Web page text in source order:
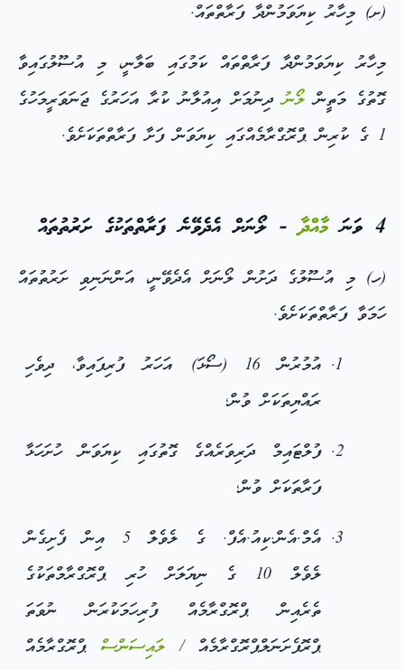
(ށ) މިހާރު ކިޔަވަމުންދާ ފަރާތްތައް.
މިހާރު ކިޔަވަމުންދާ ފަރާތްތައް ކަމުގައި ބަލާނީ، މި އުސޫލުގައިވާ
ގޮތުގެ މަތީންލޯނުދިނުމަށް އިއުލާނު ކުރާ އަހަރުގެ ޖަނަވަރީމަހުގެ
1 ގެ ކުރިން ޕްރޮގްރާމެއްގައި ކިޔަވަން ފަށާ ފަރާތްތަކަށެވެ.
4 ވަނަ މާއްދާ- ލޯނަށް އެދެވޭނެ ފަރާތްތަކުގެ ށަރުތުތައް
(ހ) މި އުސޫލުގެ ދަށުން ލޯނަށް އެދެވޭނީ، އަންނަނިވި ށަރުތުތައް
ހަމަވާ ފަރާތްތަކަށެވެ.
އުމުރުން 16 (ސޯޅަ) އަހަރު ފުރިފައިވާ، ދިވެހި
ރައްޔިތަކަށް ވުން؛
ފުލްޓައިމް ދަރިވަރެއްގެ ގޮތުގައި ކިޔަވަން ހުށަހަޅާ
ފަރާތަކަށް ވުން؛
އެމް.އެން.ކިއު.އެފް. ގެ ލެވެލް 5 އިން ފެށިގެން
ލެވެލް 10 ގެ ނިޔަލަށް ހުރި ޕްރޮގްރާމްތަކުގެ
ތެރެއިން ޕްރޮގްރާމެއް ފުރިހަމަކުރަން ނުވަތަ
ޕްރޮފެށަނަލްޕްރޮގްރާމެއް / ލައިސަންސް ޕްރޮގްރާމެއް